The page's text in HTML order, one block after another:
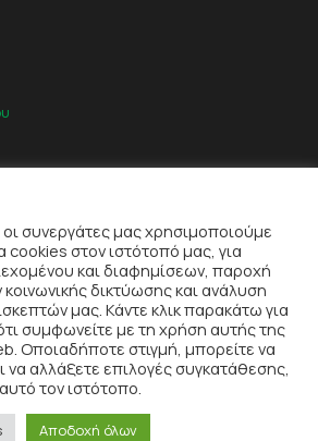
| All Rights Reserved | Όροι Χρήσης
συνεργάτες μας χρησιμοποιούμε
cookies στον ιστότοπό μας, για
και διαφημίσεων, παροχή
δικτύωσης και ανάλυση
μας. Κάντε κλικ παρακάτω για
συμφωνείτε με τη χρήση αυτής της
Οποιαδήποτε στιγμή, μπορείτε να
να αλλάξετε επιλογές συγκατάθεσης,
τον ιστότοπο.
Αποδοχή όλων